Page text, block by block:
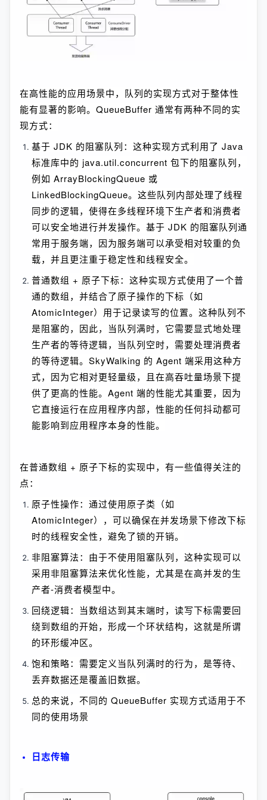
在高性能的应用场景中，队列的实现方式对于整体性
能有显著的影响。QueueBuffer 通常有两种不同的实
现方式：
基于 JDK 的阻塞队列：这种实现方式利用了 Java
标准库中的 java.util.concurrent 包下的阻塞队列，
例如 ArrayBlockingQueue 或
LinkedBlockingQueue。这些队列内部处理了线程
同步的逻辑，使得在多线程环境下生产者和消费者
可以安全地进行并发操作。基于 JDK 的阻塞队列通
常用于服务端，因为服务端可以承受相对较重的负
载，并且更注重于稳定性和线程安全。
普通数组 + 原子下标：这种实现方式使用了一个普
通的数组，并结合了原子操作的下标（如
AtomicInteger）用于记录读写的位置。这种队列不
是阻塞的，因此，当队列满时，它需要显式地处理
生产者的等待逻辑，当队列空时，需要处理消费者
的等待逻辑。SkyWalking 的 Agent 端采用这种方
式，因为它相对更轻量级，且在高吞吐量场景下提
供了更高的性能。Agent 端的性能尤其重要，因为
它直接运行在应用程序内部，性能的任何抖动都可
能影响到应用程序本身的性能。
在普通数组 + 原子下标的实现中，有一些值得关注的
点：
原子性操作：通过使用原子类（如
AtomicInteger），可以确保在并发场景下修改下标
时的线程安全性，避免了锁的开销。
非阻塞算法：由于不使用阻塞队列，这种实现可以
采用非阻塞算法来优化性能，尤其是在高并发的生
产者-消费者模型中。
回绕逻辑：当数组达到其末端时，读写下标需要回
绕到数组的开始，形成一个环状结构，这就是所谓
的环形缓冲区。
饱和策略：需要定义当队列满时的行为，是等待、
丢弃数据还是覆盖旧数据。
总的来说，不同的 QueueBuffer 实现方式适用于不
同的使用场景
日志传输